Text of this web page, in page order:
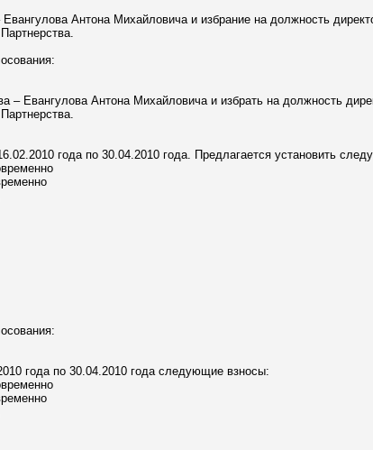
Антона Михайловича и избрание на должность
.
– Евангулова Антона Михайловича и избрать на должность
.
года по 30.04.2010 года. Предлагается установить
года по 30.04.2010 года следующие взносы: